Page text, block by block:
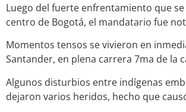
Luego del fuerte enfrentamiento que
centro de Bogotá, el mandatario fue
Momentos tensos se vivieron en
Santander, en plena carrera 7ma de la
Algunos disturbios entre indígenas
dejaron varios heridos, hecho que